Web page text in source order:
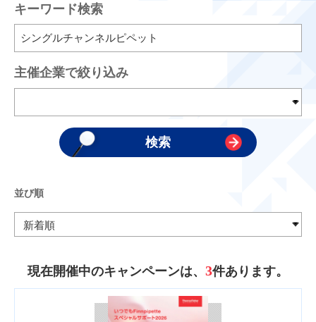
キーワード検索
主催企業で絞り込み
並び順
現在開催中のキャンペーンは、 3件あります。